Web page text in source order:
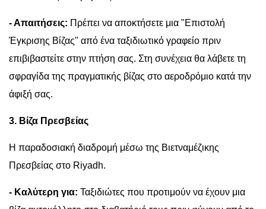
- Απαιτήσεις: Πρέπει να αποκτήσετε μια "Επιστολή
Έγκρισης Βίζας" από ένα ταξιδιωτικό γραφείο πριν
επιβιβαστείτε στην πτήση σας. Στη συνέχεια θα λάβετε τη
σφραγίδα της πραγματικής βίζας στο αεροδρόμιο κατά την
άφιξή σας.
3. Βίζα Πρεσβείας
Η παραδοσιακή διαδρομή μέσω της Βιετναμέζικης
Πρεσβείας στο Riyadh.
- Καλύτερη για: Ταξιδιώτες που προτιμούν να έχουν μια